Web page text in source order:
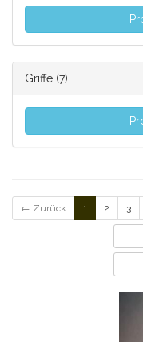
Griffe (7)
← Zurück 1 2 3